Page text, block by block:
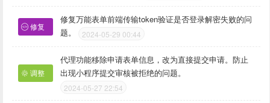
修复
修复万能表单前端传输token验证是否登录解密失败的问
题。
2024-05-29 00:44
调整
代理功能移除申请表单信息，改为直接提交申请。防止
出现小程序提交审核被拒绝的问题。
2024-05-27 22:54